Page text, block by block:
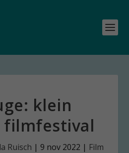
klein
filmfestival
Ruisch | 9 nov 2022 | Film